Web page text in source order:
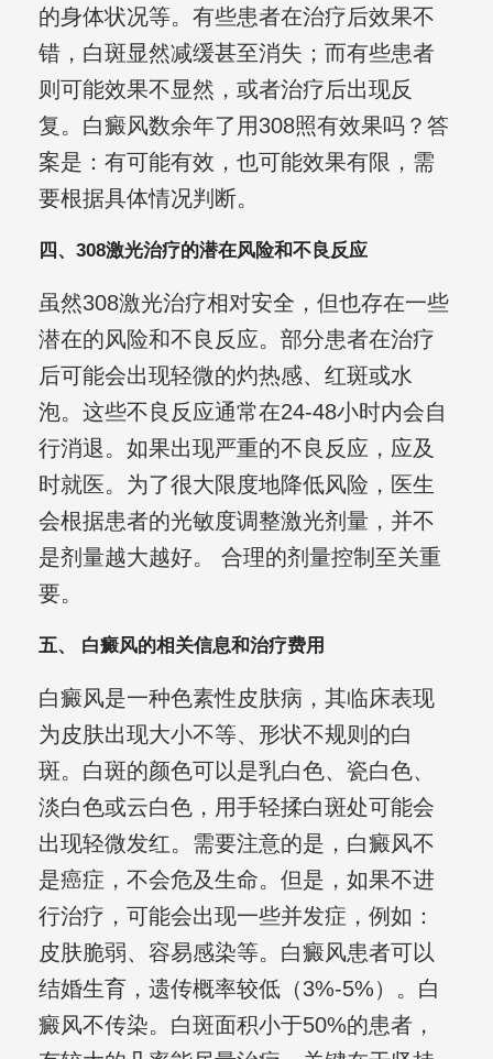
的身体状况等。有些患者在治疗后效果不
错，白斑显然减缓甚至消失；而有些患者
则可能效果不显然，或者治疗后出现反
复。白癜风数余年了用308照有效果吗？答
案是：有可能有效，也可能效果有限，需
要根据具体情况判断。
四、308激光治疗的潜在风险和不良反应
虽然308激光治疗相对安全，但也存在一些
潜在的风险和不良反应。部分患者在治疗
后可能会出现轻微的灼热感、红斑或水
泡。这些不良反应通常在24-48小时内会自
行消退。如果出现严重的不良反应，应及
时就医。为了很大限度地降低风险，医生
会根据患者的光敏度调整激光剂量，并不
是剂量越大越好。 合理的剂量控制至关重
要。
五、 白癜风的相关信息和治疗费用
白癜风是一种色素性皮肤病，其临床表现
为皮肤出现大小不等、形状不规则的白
斑。白斑的颜色可以是乳白色、瓷白色、
淡白色或云白色，用手轻揉白斑处可能会
出现轻微发红。需要注意的是，白癜风不
是癌症，不会危及生命。但是，如果不进
行治疗，可能会出现一些并发症，例如：
皮肤脆弱、容易感染等。白癜风患者可以
结婚生育，遗传概率较低（3%-5%）。白
癜风不传染。白斑面积小于50%的患者，